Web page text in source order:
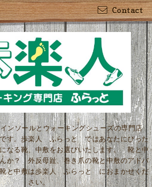
Contact
ンソールとウォーキングシューズの専門店
。歩楽人 ふらっと ではあなたにぴった
なる靴、中敷をお選びいたします。 靴と中
か？ 外反母趾、巻き爪の靴と中敷のアドバ
と中敷は歩楽人 ふらっと におまかせくだ
さい。